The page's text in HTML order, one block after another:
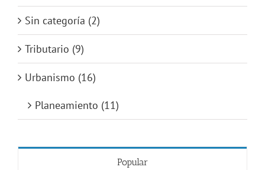
Sin categoría (2)
Tributario (9)
Urbanismo (16)
Planeamiento (11)
Popular